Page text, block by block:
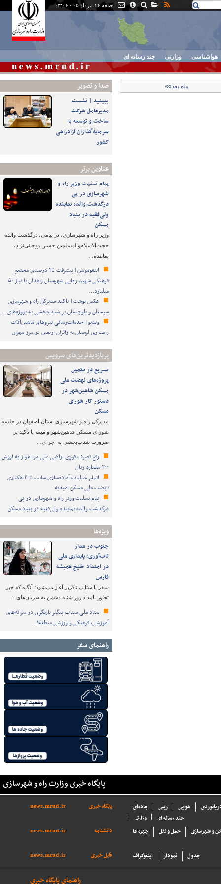
جمعه ۱۶ مرداد ۰۵ - ۰۳:۰۶
هواشناسی وزارتی چند رسانه ای
صدا و تصوير
ببینید | نشست
مدیرعامل شرکت
ساخت و توسعه با
سرمایه‌گذاران آزادراهی
کشور
عناوین برتر
پیام تسلیت وزیر راه و
شهرسازی در پی
درگذشت والده نماینده
ولی‌فقیه در بنیاد
مسکن
وزیر راه و شهرسازی، در پیامی، درگذشت والده
حجت‌الاسلام‌والمسلمین حسین روحانی‌نژاد،
نماینده…
اینفوموشن| پیشرفت ۲۵ درصدی مجتمع
فرهنگی شهید رجایی شهرستان زاهدان با نیاز ۵۰
میلیارد…
عکس نوشت| تاکید مدیرکل راه و شهرسازی
سیستان و بلوچستان بر شتاب‌بخشی به پروژه‌های…
ویدیو| خدمات‌رسانی نیروهای ماشین‌آلات
راهداری لرستان به زائران اربعین در مرز مهران
پربازدیدترین‌های سرویس
تسریع در تکمیل
پروژه‌های نهضت ملی
مسکن شاهین‌شهر در
دستور کار شورای
مسکن
مدیرکل راه و شهرسازی استان اصفهان در جلسه
شورای مسکن شاهین‌شهر و میمه با تأکید بر
ضرورت شتاب‌بخشی به اجرای…
رفع تصرف فوری اراضی ملی در اهواز به ارزش
۳۰۰ میلیارد ریال
اتمام عملیات آماده‌سازی سایت ۴.۵ هکتاری
نهضت ملی مسکن امیدیه
پیام تسلیت وزیر راه و شهرسازی در پی
درگذشت والده نماینده ولی‌فقیه در بنیاد مسکن
ویژه‌ها
جنوب در مدار
تاب‌آوری؛ پایداری ملی
در امتداد خلیج همیشه
فارس
سفر با شتابی ناگزیر آغاز می‌شود؛ آنگاه که خبر
تجاوز بامداد روز شنبه دشمن به شریان‌های…
ستاد ملی میناب پیگیر بازنگری در سرانه‌های
آموزشی، فرهنگی و ورزشی منطقه/…
راهنمای سفر
ماه بعد»»
پایگاه خبری وزارت راه و شهرسازی
پایگاه خبری news.mrud.ir جاده‌ای ریلی هوایی
وزارتی
چند رسانه ای
دانشنامه
news.mrud.ir چهره ها حمل و نقل و شهرسازی
فایل خبری news.mrud.ir اینفوگراف نمودار جدول
راهنمای پایگاه خبری